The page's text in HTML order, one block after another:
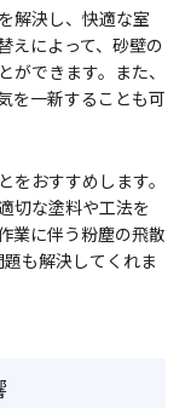
解決し、快適な室
えによって、砂壁の
できます。また、
を一新することも可
おすすめします。
切な塗料や工法を
業に伴う粉塵の飛散
も解決してくれま